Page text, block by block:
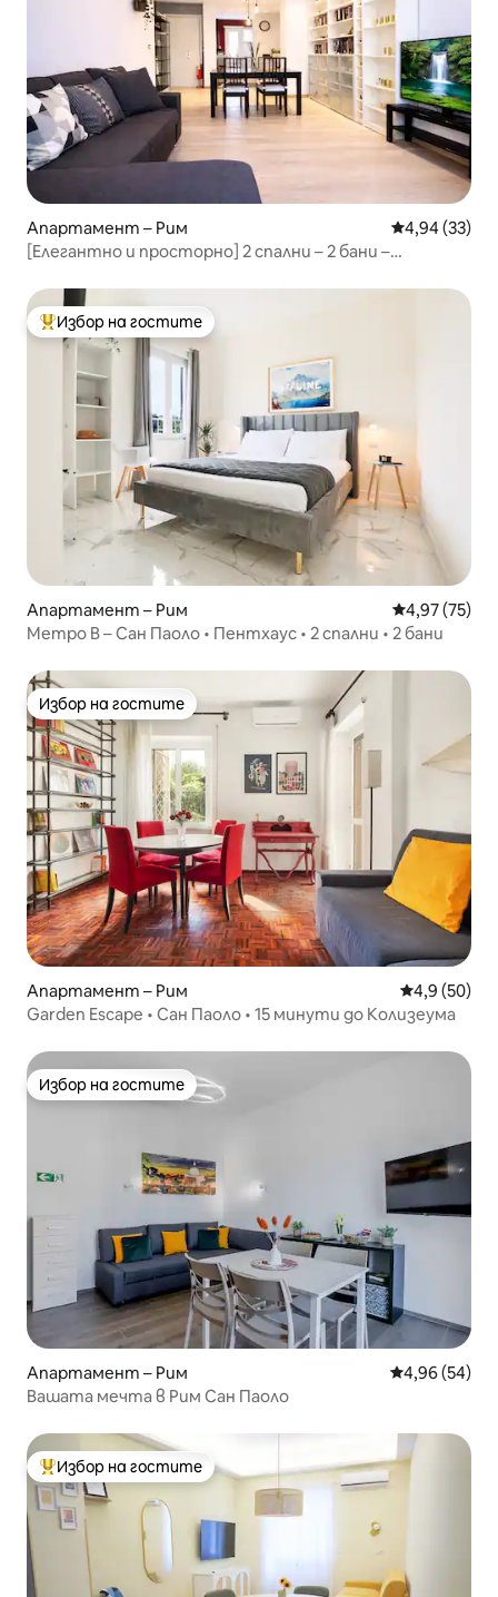
Апартамент – Рим Средна
4,94 (33)
[Елегантно и просторно] 2 спални – 2 бани –
Най-популярен избор на гостите
Избор на гостите
Апартамент – Рим Средна
4,97 (75)
Метро B – Сан Паоло • Пентхаус • 2 спални • 2 бани
Избор на гостите
Избор на гостите
Апартамент – Рим Средна
4,9 (50)
Garden Escape • Сан Паоло • 15 минути до Колизеума
Избор на гостите
Избор на гостите
Апартамент – Рим Средна
4,96 (54)
Вашата мечта в Рим Сан Паоло
Най-популярен избор на гостите
Избор на гостите